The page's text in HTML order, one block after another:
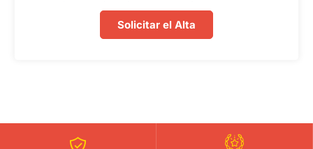
Solicitar el Alta